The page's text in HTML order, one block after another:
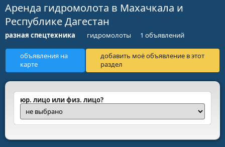
Аренда гидромолота в Махачкала и
Республике Дагестан
разная спецтехника гидромолоты 1 объявлений
объявления на
карте
добавить моё объявление в этот
раздел
юр. лицо или физ. лицо?